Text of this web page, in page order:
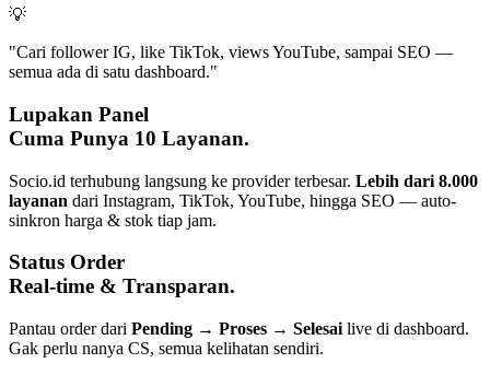
💡
"Cari follower IG, like TikTok, views YouTube, sampai SEO —
semua ada di satu dashboard."
Lupakan Panel
Cuma Punya 10 Layanan.
Socio.id terhubung langsung ke provider terbesar. Lebih dari 8.000
layanan dari Instagram, TikTok, YouTube, hingga SEO — auto-
sinkron harga & stok tiap jam.
Status Order
Real-time & Transparan.
Pantau order dari Pending → Proses → Selesai live di dashboard.
Gak perlu nanya CS, semua kelihatan sendiri.